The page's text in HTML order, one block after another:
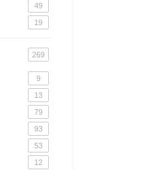
49
19
269
9
13
79
93
53
12